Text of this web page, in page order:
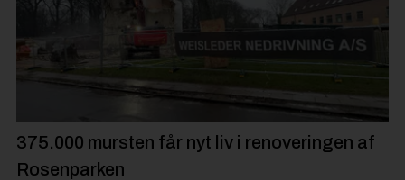
Til Håndværkeren
375.000 mursten får nyt liv i renoveringen af
Rosenparken